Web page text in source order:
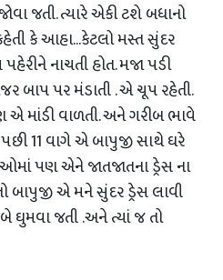
જતી. ત્યારે એકી ટશે બધાનો
કે આહા...કેટલો મસ્ત સુંદર
નાચતી હોત. મજા પડી
બાપ પર મંડાતી . એ ચૂપ રહેતી.
માંડી વાળતી. અને ગરીબ ભાવે
11 વાગે એ બાપુજી સાથે ઘરે
પણ એને જાતજાતના ડ્રેસ ના
એ મને સુંદર ડ્રેસ લાવી
ઘુમવા જતી .અને ત્યાં જ તો